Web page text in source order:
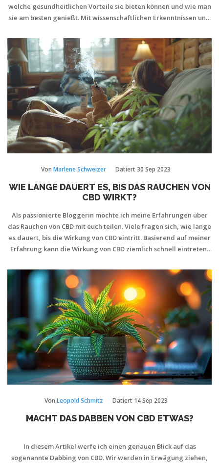
welche gesundheitlichen Vorteile sie bieten können und wie man
sie am besten genießt. Mit wissenschaftlichen Erkenntnissen und
Reise durch die wachsende Popularität von CBD-Getränken
mitnehmen.
Von Marlene Schweizer Datiert30 Sep 2023
WIE LANGE DAUERT ES, BIS DAS RAUCHEN VON
CBD WIRKT?
Als passionierte Bloggerin möchte ich meine Erfahrungen über
das Rauchen von CBD mit euch teilen. Viele fragen sich, wie lange
es dauert, bis die Wirkung von CBD eintritt. Basierend auf meiner
Erfahrung kann die Wirkung von CBD ziemlich schnell eintreten,
daran, jeder Körper reagiert anders und so variieren die Zeiten
individuell. In diesem Artikel erfahrt ihr mehr dazu.
Von Leopold Schmitz Datiert 14 Sep 2023
MACHT DAS DABBEN VON CBD ETWAS?
In diesem Artikel werfe ich einen genauen Blick auf das
sogenannte Dabbing von CBD. Wir werden in Erwägung ziehen,